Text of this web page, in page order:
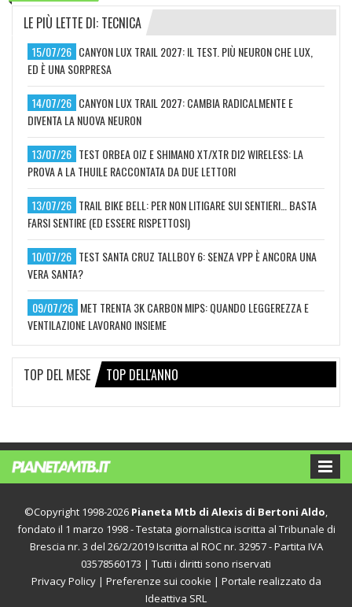
LE PIÙ LETTE DI: TECNICA
15/07/26 CANYON LUX TRAIL 2027: IL TEST. PIÙ NEURON CHE LUX,
ED È UNA SORPRESA
14/07/26 CANYON LUX TRAIL 2027: CAMBIA RADICALMENTE E
DIVENTA LA NUOVA NEURON
13/07/26 TEST ORBEA OIZ E SHIMANO XT/XTR DI2 WIRELESS: LA
PROVA A LA THUILE RACCONTATA DA DUE LETTORI
13/07/26 TRAIL BIKE BELL: PER NON LITIGARE SUI SENTIERI… BASTA
FARSI SENTIRE (ED ESSERE RISPETTOSI)
10/07/26 TEST SANTA CRUZ TALLBOY 6: SENZA VPP È ANCORA UNA
VERA SANTA?
09/07/26 MET TRENTA 3K CARBON MIPS: QUANDO LEGGEREZZA E
VENTILAZIONE LAVORANO INSIEME
TOP DEL MESE TOP DELL'ANNO
©Copyright 1998-2026 Pianeta Mtb di Alexis di Bertoni Aldo
fondato il 1 marzo 1998 - Testata giornalistica iscritta al Tribunale di
Brescia nr. 3 del 26/2/2019 Iscritta al ROC nr. 32957 - Partita IVA
03578560173 | Tutti i diritti sono riservati
Privacy Policy| Preferenze sui cookie | Portale realizzato da
Ideattiva SRL